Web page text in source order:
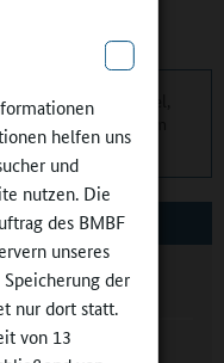
helfen uns
und
nutzen. Die
des BMBF
unseres
der
nur dort statt.
von 13
die aktuellen Artikel,
in unserem
.